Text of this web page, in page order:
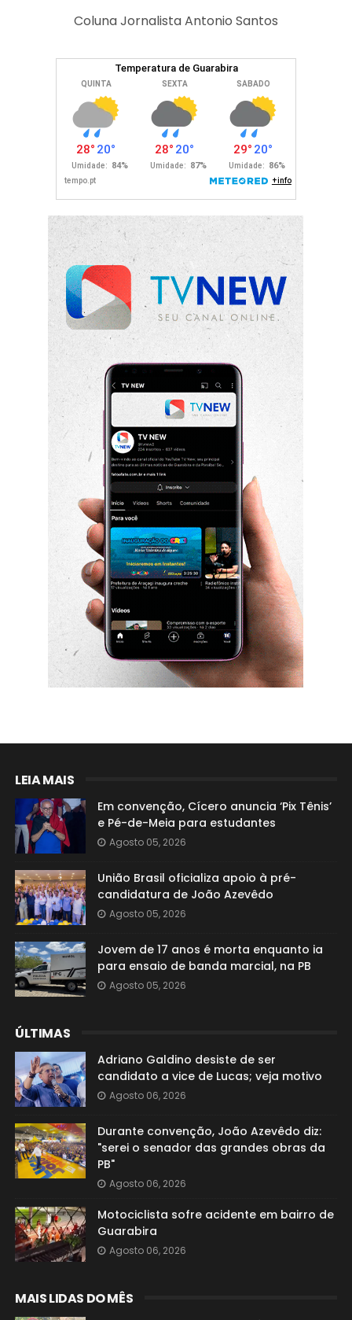
Coluna Jornalista Antonio Santos
LEIA MAIS
Em convenção, Cícero anuncia ‘Pix Tênis’
e Pé-de-Meia para estudantes
Agosto 05, 2026
União Brasil oficializa apoio à pré-
candidatura de João Azevêdo
Agosto 05, 2026
Jovem de 17 anos é morta enquanto ia
para ensaio de banda marcial, na PB
Agosto 05, 2026
ÚLTIMAS
Adriano Galdino desiste de ser
candidato a vice de Lucas; veja motivo
Agosto 06, 2026
Durante convenção, João Azevêdo diz:
"serei o senador das grandes obras da
PB"
Agosto 06, 2026
Motociclista sofre acidente em bairro de
Guarabira
Agosto 06, 2026
MAIS LIDAS DO MÊS